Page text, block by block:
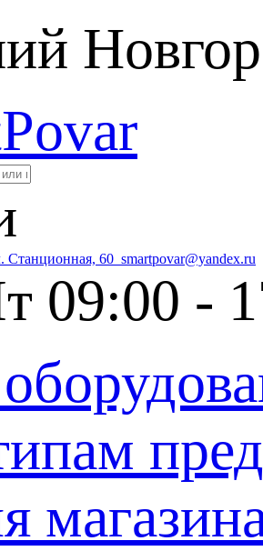
Станционная, 60 smartpovar@yandex.ru
09:00 -